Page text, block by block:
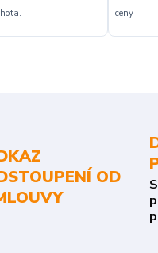
ceny
OD